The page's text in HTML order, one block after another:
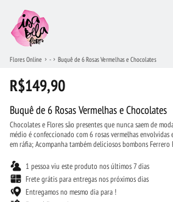
Flores Online - Buquê de 6 Rosas Vermelhas e Chocolates
R$149,90
Buquê de 6 Rosas Vermelhas e Chocolates
Chocolates e Flores são presentes que nunca saem de
médio é confeccionado com 6 rosas vermelhas envolvidas
em ráfia; Acompanha também deliciosos bombons Ferrero
1 pessoa viu este produto nos últimos 7 dias
Frete grátis para entregas nos próximos dias
Entregamos no mesmo dia para !